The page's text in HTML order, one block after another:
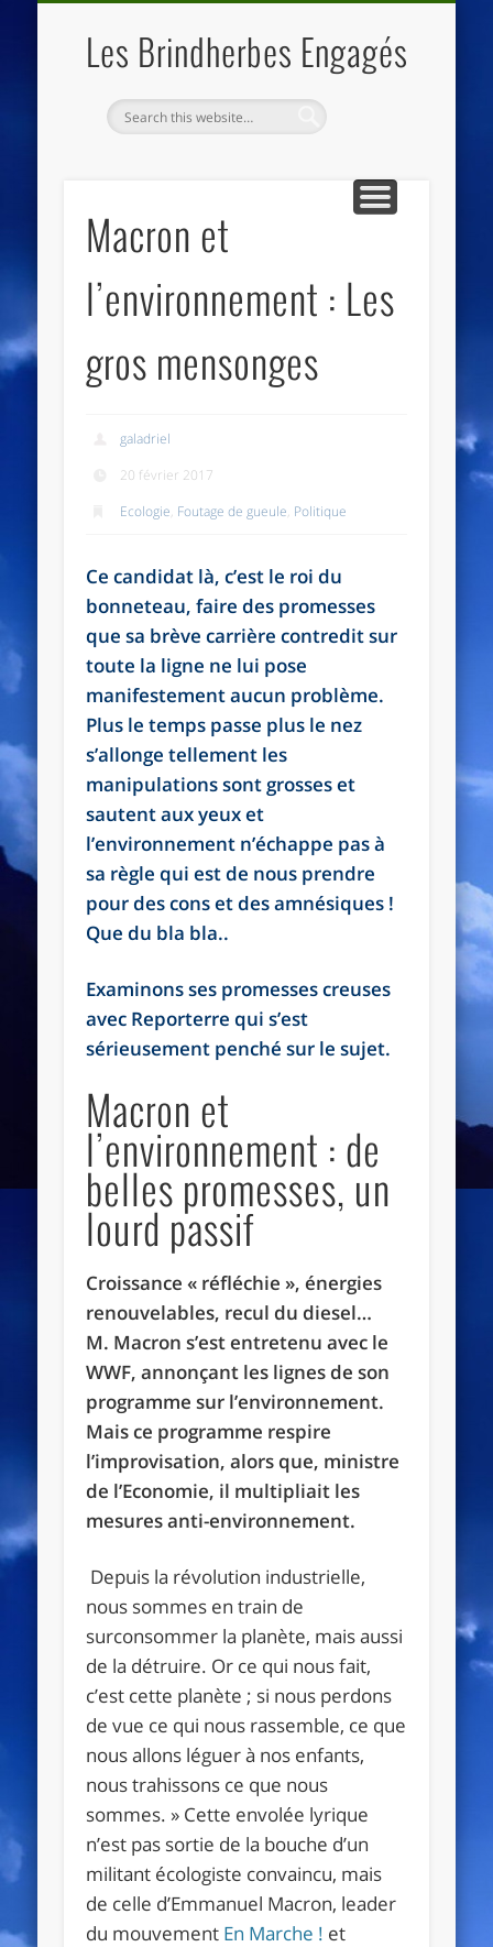
Les Brindherbes Engagés
Macron et
l’environnement : Les
gros mensonges
galadriel
20 février 2017
Ecologie, Foutage de gueule, Politique
Ce candidat là, c’est le roi du
bonneteau, faire des promesses
que sa brève carrière contredit sur
toute la ligne ne lui pose
manifestement aucun problème.
Plus le temps passe plus le nez
s’allonge tellement les
manipulations sont grosses et
sautent aux yeux et
l’environnement n’échappe pas à
sa règle qui est de nous prendre
pour des cons et des amnésiques !
Que du bla bla..
Examinons ses promesses creuses
avec Reporterre qui s’est
sérieusement penché sur le sujet.
Macron et
l’environnement : de
belles promesses, un
lourd passif
Croissance « réfléchie », énergies
renouvelables, recul du diesel…
M. Macron s’est entretenu avec le
WWF, annonçant les lignes de son
programme sur l’environnement.
Mais ce programme respire
l’improvisation, alors que, ministre
de l’Economie, il multipliait les
mesures anti-environnement.
Depuis la révolution industrielle,
nous sommes en train de
surconsommer la planète, mais aussi
de la détruire. Or ce qui nous fait,
c’est cette planète ; si nous perdons
de vue ce qui nous rassemble, ce que
nous allons léguer à nos enfants,
nous trahissons ce que nous
sommes. » Cette envolée lyrique
n’est pas sortie de la bouche d’un
militant écologiste convaincu, mais
de celle d’Emmanuel Macron, leader
du mouvement En Marche ! et